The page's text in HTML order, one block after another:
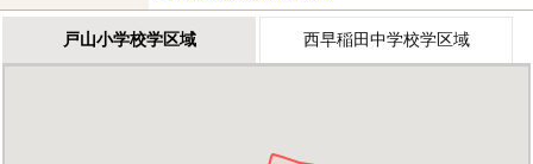
戸山小学校学区域 西早稲田中学校学区域